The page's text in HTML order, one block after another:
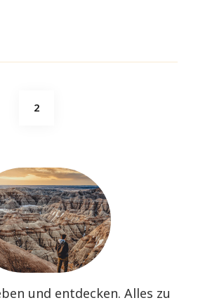
PAGE
2
und entdecken. Alles zu